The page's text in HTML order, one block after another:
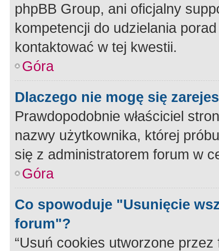
phpBB Group, ani oficjalny
kompetencji do udzielania
kontaktować w tej kwestii.
Góra
Dlaczego nie mogę się
Prawdopodobnie właściciel
nazwy użytkownika, której
się z administratorem forum w
Góra
Co spowoduje "Usunięcie
forum"?
“Usuń cookies utworzone